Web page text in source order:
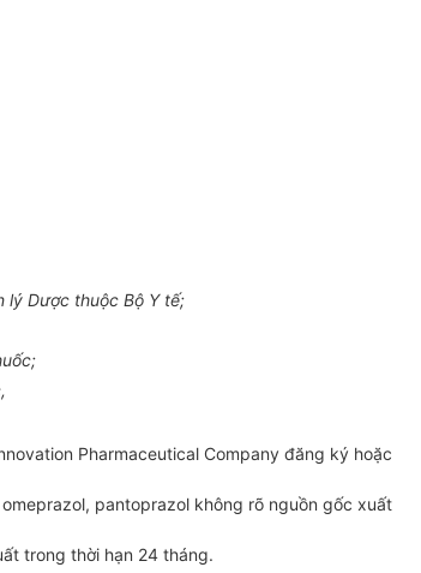
Dược thuộc Bộ Y tế;
Pharmaceutical Company đăng ký hoặc
pantoprazol không rõ nguồn gốc xuất
trong thời hạn 24 tháng.